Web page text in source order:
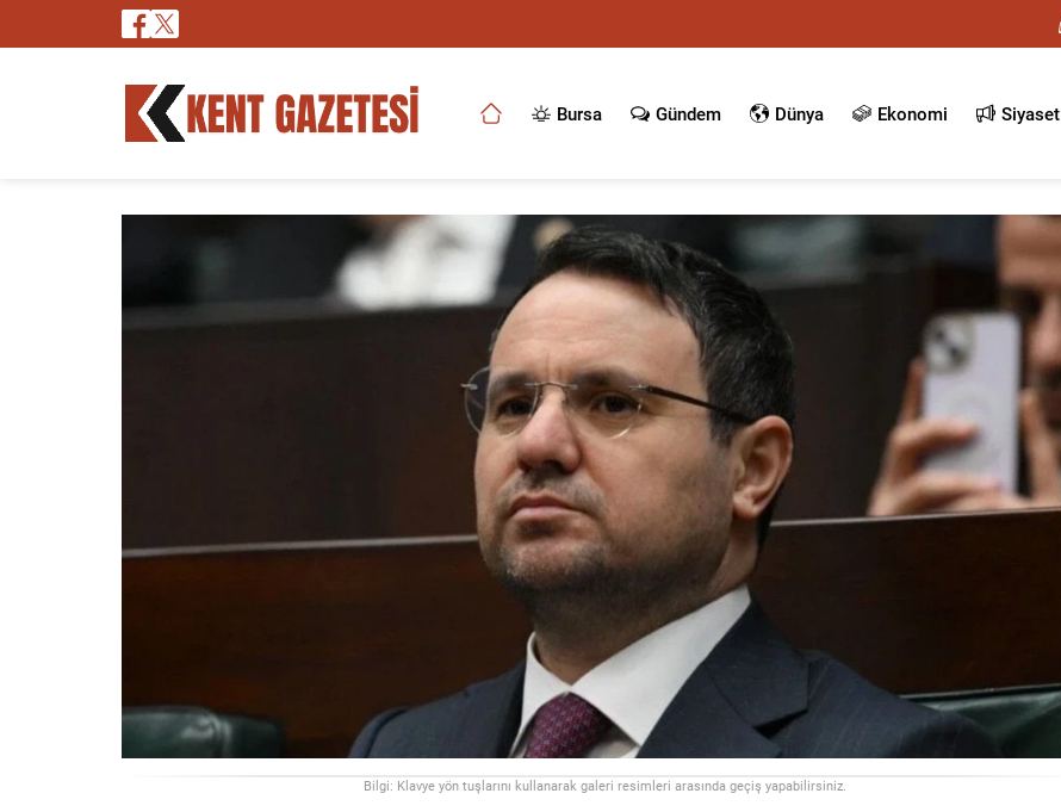
Bursa Gündem Dünya Ekonomi Siyaset
Bilgi: Klavye yön tuşlarını kullanarak galeri resimleri arasında geçiş yapabilirsiniz.